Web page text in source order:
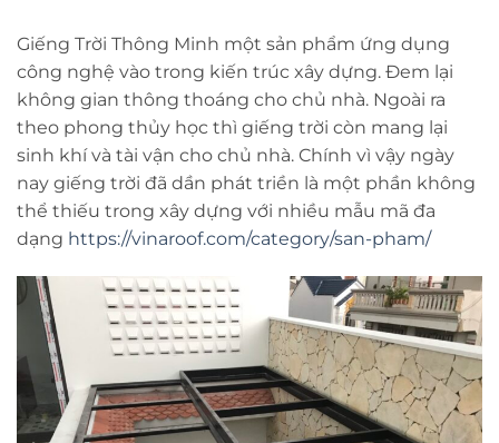
Giếng Trời Thông Minh một sản phẩm ứng dụng
công nghệ vào trong kiến trúc xây dựng. Đem lại
không gian thông thoáng cho chủ nhà. Ngoài ra
theo phong thủy học thì giếng trời còn mang lại
sinh khí và tài vận cho chủ nhà. Chính vì vậy ngày
nay giếng trời đã dần phát triền là một phần không
thể thiếu trong xây dựng với nhiều mẫu mã đa
dạng https://vinaroof.com/category/san-pham/